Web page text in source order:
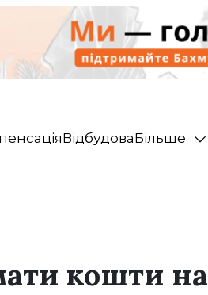
ВідбудоваБільше
кошти на